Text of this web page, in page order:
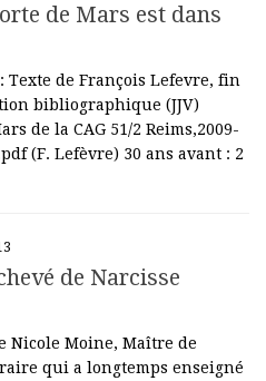
de Mars est dans
Texte de François Lefevre, fin
bibliographique (JJV)
de la CAG 51/2 Reims,2009-
(F. Lefèvre) 30 ans avant : 2
de Narcisse
Nicole Moine, Maître de
qui a longtemps enseigné